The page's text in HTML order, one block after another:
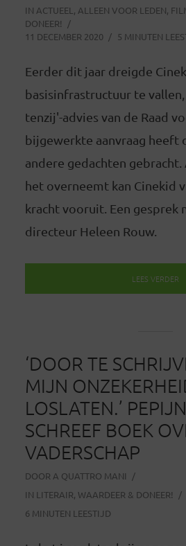
IN ACTUEEL , ALLEEN VOOR LEDEN,
DONEER!
11 DECEMBER 2020
5 MINUTEN
Eerder dit jaar dreigde
basisinfrastructuur te vallen,
tenzij'-advies van de Raad
bijgewerkte aanvraag heeft
andere gedachten
het overneemt kan Cinekid
kracht vooruit. Een gesprek
directeur Heleen Rouw.
LEES VERDER
‘DOOR TE
MIJN
LOSLATEN.’
SCHREEF BOEK
VADERSCHAP
DOOR A QUATTRO MANI
IN LITERAIR, WAARDEER & DONEER!
6 MINUTEN LEESTIJD